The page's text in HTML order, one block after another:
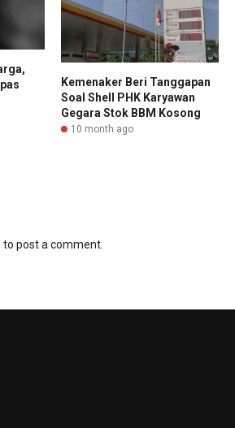
Kemenaker Beri Tanggapan
Soal Shell PHK Karyawan
Gegara Stok BBM Kosong
10 month ago
to post a comment.